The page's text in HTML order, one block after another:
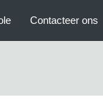
Contacteer ons